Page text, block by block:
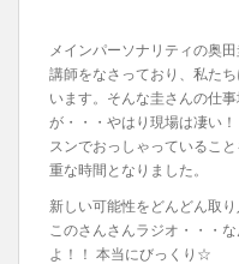
メインパーソナリティの奥
講師をなさっており、私た
います。そんな圭さんの仕
が・・・やはり現場は凄い
スンでおっしゃっているこ
重な時間となりました。
新しい可能性をどんどん取
このさんさんラジオ・・・
よ！！ 本当にびっくり☆